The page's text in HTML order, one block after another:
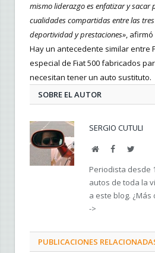
mismo liderazgo es enfatizar y sacar
cualidades compartidas entre las
deportividad y prestaciones», afirmó
Hay un antecedente similar entre
especial de Fiat 500 fabricados
necesitan tener un auto sustituto.
SOBRE EL AUTOR
SERGIO CUTULI
Web FacebookTwitter
Periodista desde
autos de toda la
a este blog. ¿Más
->
PUBLICACIONES